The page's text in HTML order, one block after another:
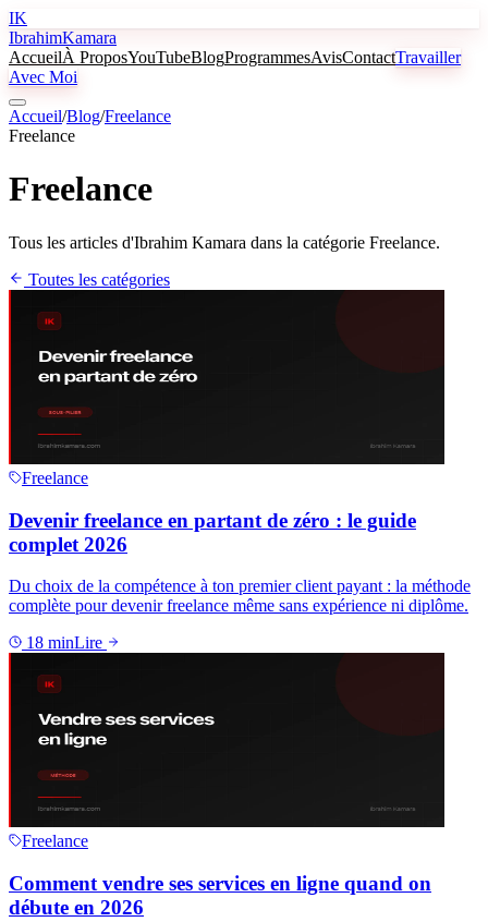
IK
IbrahimKamara
AccueilÀ ProposYouTubeBlogProgrammesAvisContactTravailler
Avec Moi
Accueil/Blog/Freelance
Freelance
Freelance
Tous les articles d'Ibrahim Kamara dans la catégorie Freelance.
Toutes les catégories
Freelance
Devenir freelance en partant de zéro : le guide
complet 2026
Du choix de la compétence à ton premier client payant : la méthode
complète pour devenir freelance même sans expérience ni diplôme.
18 minLire
Freelance
Comment vendre ses services en ligne quand on
débute en 2026